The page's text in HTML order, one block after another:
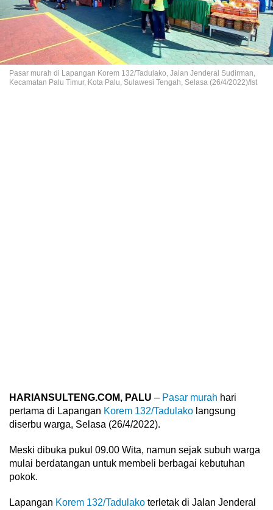
Pasar murah di Lapangan Korem 132/Tadulako, Jalan Jenderal Sudirman,
Kecamatan Palu Timur, Kota Palu, Sulawesi Tengah, Selasa (26/4/2022)/Ist
HARIANSULTENG.COM, PALU – Pasar murah hari
pertama di Lapangan Korem 132/Tadulako langsung
diserbu warga, Selasa (26/4/2022).
Meski dibuka pukul 09.00 Wita, namun sejak subuh warga
mulai berdatangan untuk membeli berbagai kebutuhan
pokok.
Lapangan Korem 132/Tadulako terletak di Jalan Jenderal